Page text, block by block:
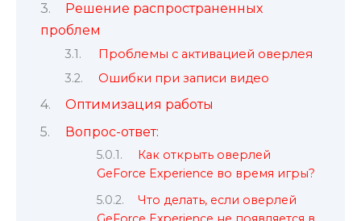
Решение распространенных
проблем
Проблемы с активацией оверлея
Ошибки при записи видео
Оптимизация работы
Вопрос-ответ:
Как открыть оверлей
GeForce Experience во время игры?
Что делать, если оверлей